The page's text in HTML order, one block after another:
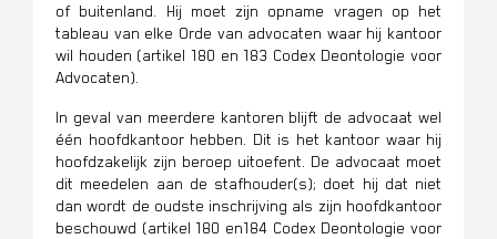
of buitenland. Hij moet zijn opname vragen op het
tableau van elke Orde van advocaten waar hij kantoor
wil houden (artikel 180 en 183 Codex Deontologie voor
Advocaten).
In geval van meerdere kantoren blijft de advocaat wel
één hoofdkantoor hebben. Dit is het kantoor waar hij
hoofdzakelijk zijn beroep uitoefent. De advocaat moet
dit meedelen aan de stafhouder(s); doet hij dat niet
dan wordt de oudste inschrijving als zijn hoofdkantoor
beschouwd (artikel 180 en184 Codex Deontologie voor